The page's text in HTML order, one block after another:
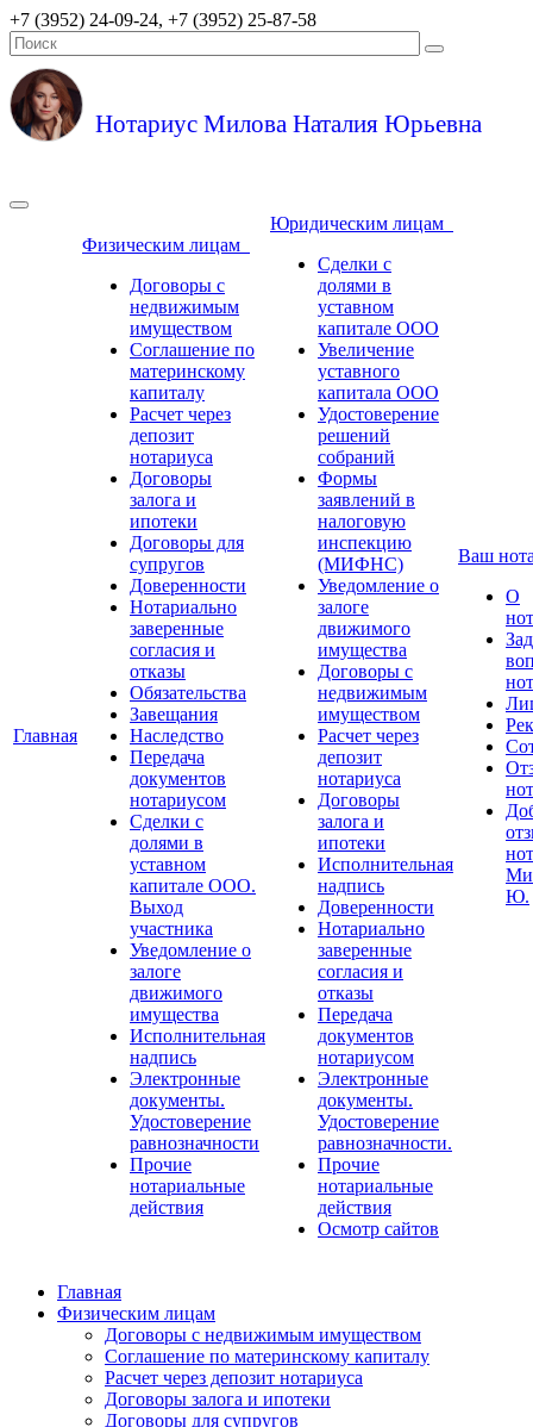
+7 (3952) 24-09-24, +7 (3952) 25-87-58
Нотариус Милова Наталия Юрьевна
Главная
Физическим лицам
Договоры с
недвижимым
имуществом
Соглашение по
материнскому
капиталу
Расчет через
депозит
нотариуса
Договоры
залога и
ипотеки
Договоры для
супругов
Доверенности
Нотариально
заверенные
согласия и
отказы
Обязательства
Завещания
Наследство
Передача
документов
нотариусом
Сделки с
долями в
уставном
капитале ООО.
Выход
участника
Уведомление о
залоге
движимого
имущества
Исполнительная
надпись
Электронные
документы.
Удостоверение
равнозначности
Прочие
нотариальные
действия
Юридическим лицам
Сделки с
долями в
уставном
капитале ООО
Увеличение
уставного
капитала ООО
Удостоверение
решений
собраний
Формы
заявлений в
налоговую
инспекцию
(МИФНС)
Уведомление о
залоге
движимого
имущества
Договоры с
недвижимым
имуществом
Расчет через
депозит
нотариуса
Договоры
залога и
ипотеки
Исполнительная
надпись
Доверенности
Нотариально
заверенные
согласия и
отказы
Передача
документов
нотариусом
Электронные
документы.
Удостоверение
равнозначности.
Прочие
нотариальные
действия
Осмотр сайтов
Ваш
О
Ю.
Главная
Физическим лицам
Договоры с недвижимым имуществом
Соглашение по материнскому капиталу
Расчет через депозит нотариуса
Договоры залога и ипотеки
Договоры для супругов